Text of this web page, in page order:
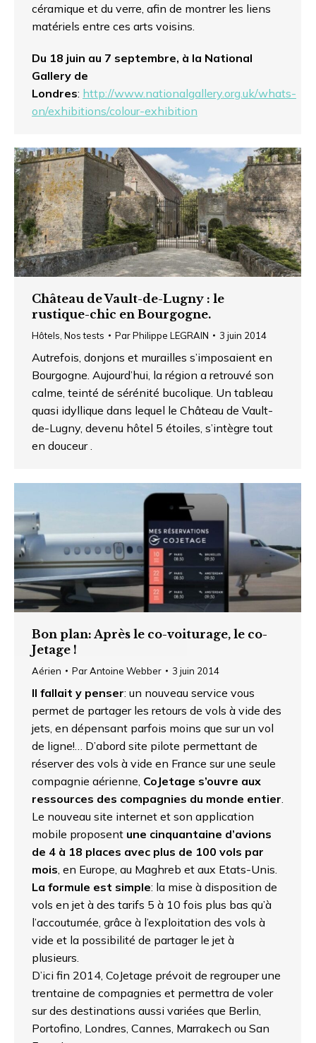
céramique et du verre, afin de montrer les liens
matériels entre ces arts voisins.
Du 18 juin au 7 septembre, à la National
Gallery de
Londres: http://www.nationalgallery.org.uk/whats-
on/exhibitions/colour-exhibition
Château de Vault-de-Lugny : le
rustique-chic en Bourgogne.
Hôtels Nos tests ParPhilippe LEGRAIN 3 juin 2014
Autrefois, donjons et murailles s’imposaient en
Bourgogne. Aujourd’hui, la région a retrouvé son
calme, teinté de sérénité bucolique. Un tableau
quasi idyllique dans lequel le Château de Vault-
de-Lugny, devenu hôtel 5 étoiles, s’intègre tout
en douceur .
Bon plan: Après le co-voiturage, le co-
Jetage !
Aérien ParAntoine Webber 3 juin 2014
Il fallait y penser: un nouveau service vous
permet de partager les retours de vols à vide des
jets, en dépensant parfois moins que sur un vol
de ligne!… D’abord site pilote permettant de
réserver des vols à vide en France sur une seule
compagnie aérienne, CoJetage s’ouvre aux
ressources des compagnies du monde entier
Le nouveau site internet et son application
mobile proposent une cinquantaine d’avions
de 4 à 18 places avec plus de 100 vols par
mois , en Europe, au Maghreb et aux Etats-Unis.
La formule est simple: la mise à disposition de
vols en jet à des tarifs 5 à 10 fois plus bas qu’à
l’accoutumée, grâce à l’exploitation des vols à
vide et la possibilité de partager le jet à
plusieurs.
D’ici fin 2014, CoJetage prévoit de regrouper une
trentaine de compagnies et permettra de voler
sur des destinations aussi variées que Berlin,
Portofino, Londres, Cannes, Marrakech ou San